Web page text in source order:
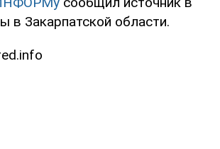
Закарпатской области.